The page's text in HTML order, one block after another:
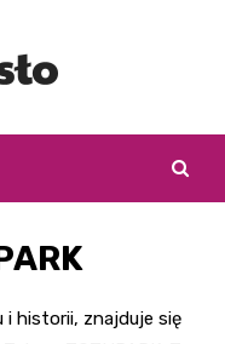
i historii, znajduje się